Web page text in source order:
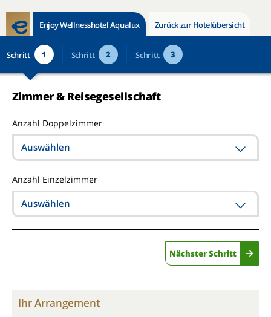
Enjoy Wellnesshotel Aqualux Zurück zur Hotelübersicht
Schritt 1 Schritt 2 Schritt 3
Zimmer & Reisegesellschaft
Anzahl Doppelzimmer
Auswählen
Anzahl Einzelzimmer
Auswählen
Nächster Schritt
Ihr Arrangement